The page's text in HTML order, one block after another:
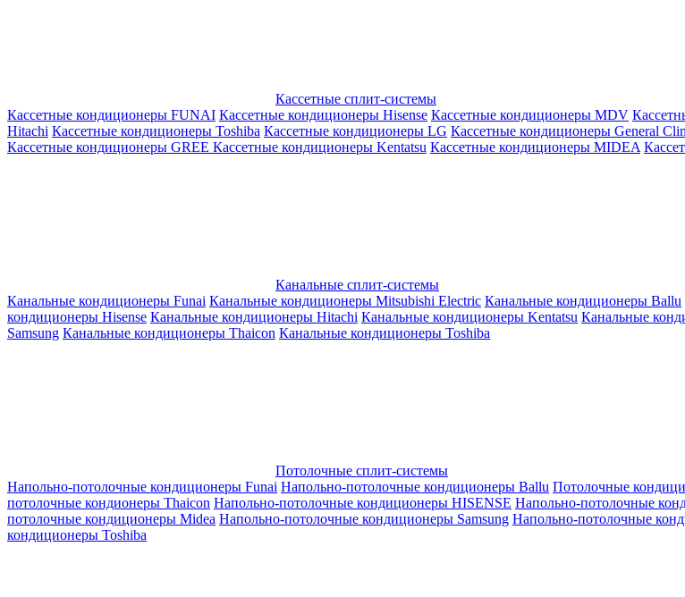
Кассетные сплит-системы
Кассетные кондиционеры FUNAI Кассетные кондиционеры Hisense Кассетные кондиционеры MDV
Hitachi Кассетные кондиционеры Toshiba Кассетные кондиционеры LG Кассетные кондиционеры General
Кассетные кондиционеры GREE Кассетные кондиционеры Kentatsu Кассетные кондиционеры MIDEA
Канальные сплит-системы
Канальные кондиционеры Funai Канальные кондиционеры Mitsubishi Electric Канальные кондиционеры Ballu
кондиционеры Hisense Канальные кондиционеры Hitachi Канальные кондиционеры Kentatsu Канальные
Samsung Канальные кондиционеры Thaicon Канальные кондиционеры Toshiba
Потолочные сплит-системы
Напольно-потолочные кондиционеры Funai Напольно-потолочные кондиционеры Ballu Потолочные
потолочные кондионеры Thaicon Напольно-потолочные кондиционеры HISENSE Напольно-потолочные
потолочные кондиционеры Midea Напольно-потолочные кондиционеры Samsung Напольно-потолочные
кондиционеры Toshiba